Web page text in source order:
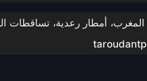
أمطار رعدية، تساقطات